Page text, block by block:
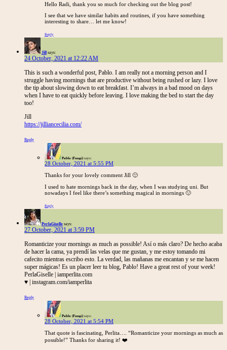
Hello Radi, thank you so much for checking out the blog post!
I see that we have similar habits and routines, if you have something
interesting to share… let me know!
Reply
Jill says:
24 October, 2021 at 12:22 AM
This is such a wonderful post, Pablo. I am really not a morning person and I
struggle having mornings that are productive without being rushed or lazy. I love
the tip about slowing down to eat breakfast. I’m always in a bad mood on days
when I have to eat quickly before leaving. I love making the bed to start the day
too!
Jill
https://jilliancecilia.com/
Reply
Pablo (Fungi) says:
28 October, 2021 at 5:55 PM
Thanks for your lovely comment Jill 🙂
I used to hate mornings back in the day, when I was studying uni. But
nowadays I feel like there’s something magical in mornings 🙂
Reply
PerlaGiselle says:
27 October, 2021 at 3:59 PM
Romanticize your mornings as much as possible! Así o más claro? De hecho acaba
de hacer la cama, ya prendí las velas que me gustan, y me estoy tomando mi
cafecito mientras escribo esto. La verdad, las mañanas me encantan y se me hacen
super mágicas! Es un placer leer tu blog, Pablo! Have a great rest of your week!
PerlaGiselle | iamperlita.com
♥ | instagram.com/iamperlita
Reply
Pablo (Fungi) says:
28 October, 2021 at 5:54 PM
That quote is fascinating, Perlita…. “Romanticize your mornings as much as
possible!” Thanks for sharing it! ❤️